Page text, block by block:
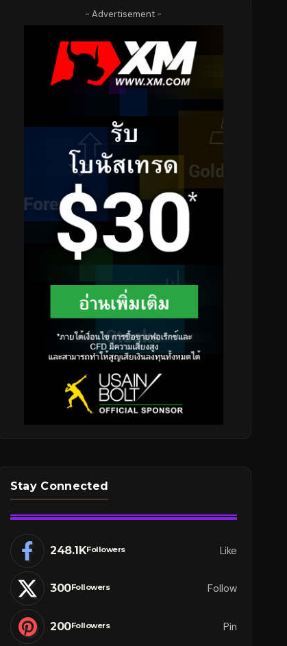
- Advertisement -
Stay Connected
248.1KFollowers Like
300Followers Follow
200Followers Pin